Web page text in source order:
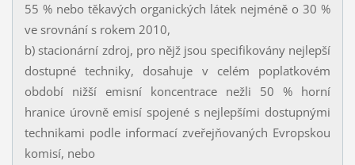
55 % nebo těkavých organických látek nejméně o 30 %
ve srovnání s rokem 2010,
b) stacionární zdroj, pro nějž jsou specifikovány nejlepší
dostupné techniky, dosahuje v celém poplatkovém
období nižší emisní koncentrace nežli 50 % horní
hranice úrovně emisí spojené s nejlepšími dostupnými
technikami podle informací zveřejňovaných Evropskou
komisí, nebo